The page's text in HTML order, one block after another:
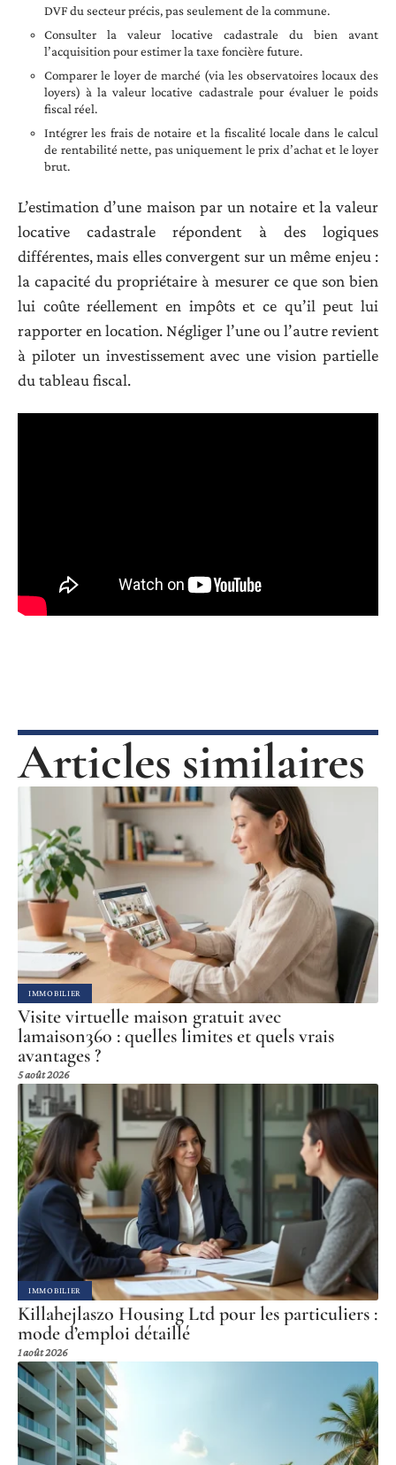
DVF du secteur précis, pas seulement de la commune.
Consulter la valeur locative cadastrale du bien avant
l’acquisition pour estimer la taxe foncière future.
Comparer le loyer de marché (via les observatoires locaux des
loyers) à la valeur locative cadastrale pour évaluer le poids
fiscal réel.
Intégrer les frais de notaire et la fiscalité locale dans le calcul
de rentabilité nette, pas uniquement le prix d’achat et le loyer
brut.
L’estimation d’une maison par un notaire et la valeur
locative cadastrale répondent à des logiques
différentes, mais elles convergent sur un même enjeu :
la capacité du propriétaire à mesurer ce que son bien
lui coûte réellement en impôts et ce qu’il peut lui
rapporter en location. Négliger l’une ou l’autre revient
à piloter un investissement avec une vision partielle
du tableau fiscal.
Articles similaires
IMMOBILIER
Visite virtuelle maison gratuit avec
lamaison360 : quelles limites et quels vrais
avantages ?
5 août 2026
IMMOBILIER
Killahejlaszo Housing Ltd pour les particuliers :
mode d’emploi détaillé
1 août 2026